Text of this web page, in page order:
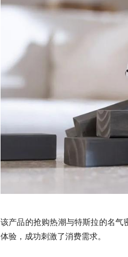
该产品的抢购热潮与特斯拉的名气
体验，成功刺激了消费需求。